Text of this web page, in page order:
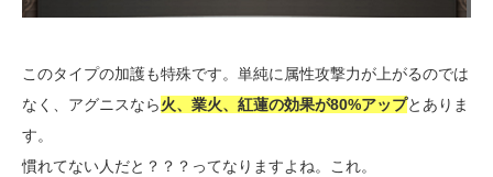
このタイプの加護も特殊です。単純に属性攻撃力が上がるのでは
なく、アグニスなら火、業火、紅蓮の効果が80%アップとありま
す。
慣れてない人だと？？？ってなりますよね。これ。